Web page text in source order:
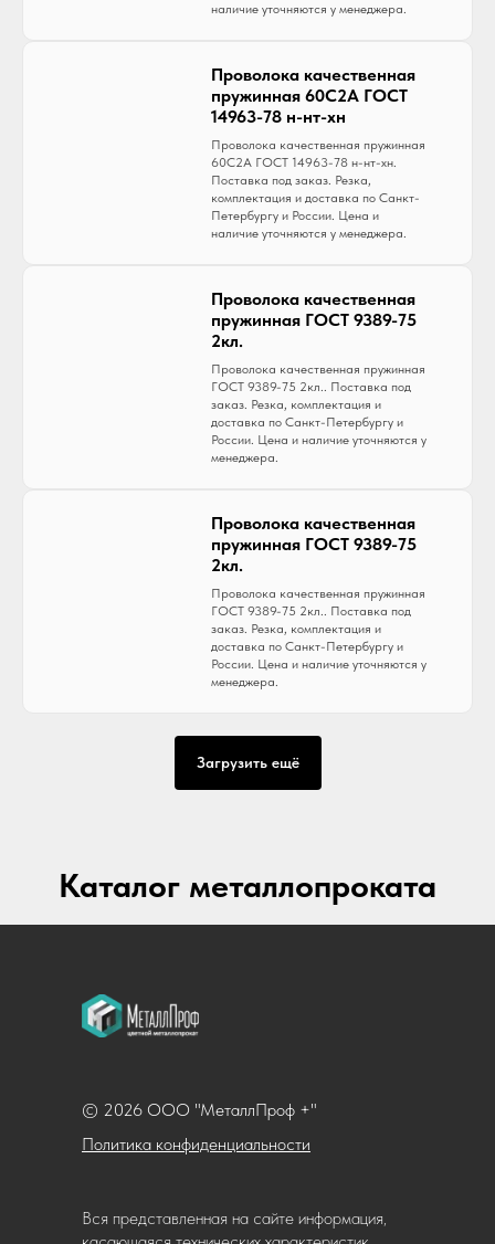
наличие уточняются у менеджера.
Проволока качественная
пружинная 60С2А ГОСТ
14963-78 н-нт-хн
Проволока качественная пружинная
60С2А ГОСТ 14963-78 н-нт-хн.
Поставка под заказ. Резка,
комплектация и доставка по Санкт-
Петербургу и России. Цена и
наличие уточняются у менеджера.
Проволока качественная
пружинная ГОСТ 9389-75
2кл.
Проволока качественная пружинная
ГОСТ 9389-75 2кл.. Поставка под
заказ. Резка, комплектация и
доставка по Санкт-Петербургу и
России. Цена и наличие уточняются у
менеджера.
Проволока качественная
пружинная ГОСТ 9389-75
2кл.
Проволока качественная пружинная
ГОСТ 9389-75 2кл.. Поставка под
заказ. Резка, комплектация и
доставка по Санкт-Петербургу и
России. Цена и наличие уточняются у
менеджера.
Загрузить ещё
Каталог металлопроката
Политика конфиденциальности
© 2026 ООО "МеталлПроф +"
Вся представленная на сайте информация,